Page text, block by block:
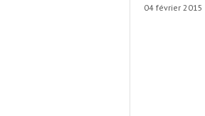
04 février 2015